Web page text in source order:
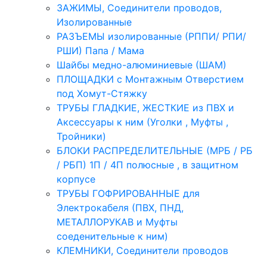
ЗАЖИМЫ, Соединители проводов,
Изолированные
РАЗЪЕМЫ изолированные (РППИ/ РПИ/
РШИ) Папа / Мама
Шайбы медно-алюминиевые (ШАМ)
ПЛОЩАДКИ с Монтажным Отверстием
под Хомут-Стяжку
ТРУБЫ ГЛАДКИЕ, ЖЕСТКИЕ из ПВХ и
Аксессуары к ним (Уголки , Муфты ,
Тройники)
БЛОКИ РАСПРЕДЕЛИТЕЛЬНЫЕ (МРБ / РБ
/ РБП) 1П / 4П полюсные , в защитном
корпусе
ТРУБЫ ГОФРИРОВАННЫЕ для
Электрокабеля (ПВХ, ПНД,
МЕТАЛЛОРУКАВ и Муфты
соеденительные к ним)
КЛЕМНИКИ, Соединители проводов